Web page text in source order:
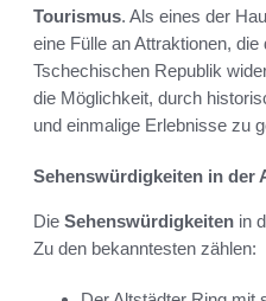
Tourismus. Als eines der
eine Fülle an Attraktionen,
Tschechischen Republik
die Möglichkeit, durch
und einmalige Erlebnisse zu
Sehenswürdigkeiten in der
Die Sehenswürdigkeiten in
Zu den bekanntesten zählen: